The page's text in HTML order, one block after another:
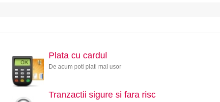
Plata cu cardul
De acum poti plati mai usor
Tranzactii sigure si fara risc